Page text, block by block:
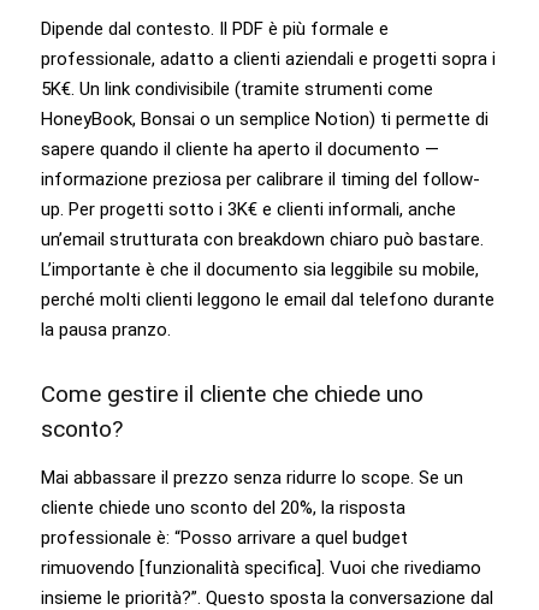
Dipende dal contesto. Il PDF è più formale e
professionale, adatto a clienti aziendali e progetti sopra i
5K€. Un link condivisibile (tramite strumenti come
HoneyBook, Bonsai o un semplice Notion) ti permette di
sapere quando il cliente ha aperto il documento —
informazione preziosa per calibrare il timing del follow-
up. Per progetti sotto i 3K€ e clienti informali, anche
un’email strutturata con breakdown chiaro può bastare.
L’importante è che il documento sia leggibile su mobile,
perché molti clienti leggono le email dal telefono durante
la pausa pranzo.
Come gestire il cliente che chiede uno
sconto?
Mai abbassare il prezzo senza ridurre lo scope. Se un
cliente chiede uno sconto del 20%, la risposta
professionale è: “Posso arrivare a quel budget
rimuovendo [funzionalità specifica]. Vuoi che rivediamo
insieme le priorità?”. Questo sposta la conversazione dal